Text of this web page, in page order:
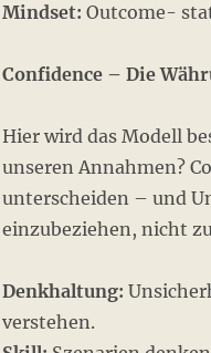
Mindset: Outcome-
Confidence – Die
Hier wird das Modell
unseren Annahmen?
unterscheiden – und
einzubeziehen, nicht
Denkhaltung:
verstehen.